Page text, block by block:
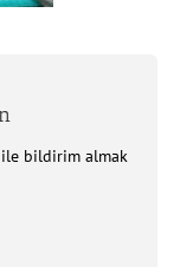
ile bildirim almak